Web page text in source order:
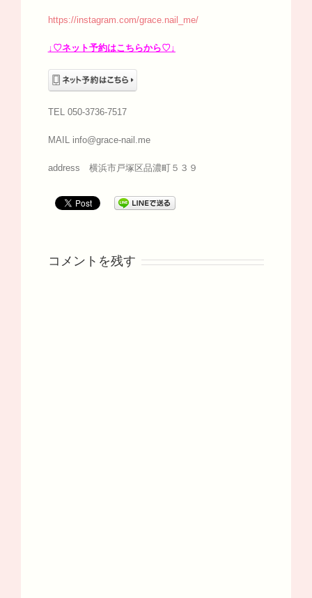
https://instagram.com/grace.nail_me/
↓♡ネット予約はこちらから♡↓
TEL 050-3736-7517
MAIL info@grace-nail.me
address 横浜市戸塚区品濃町５３９
コメントを残す